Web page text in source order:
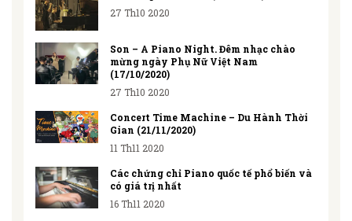
27 Th10 2020
Son – A Piano Night. Đêm nhạc chào
mừng ngày Phụ Nữ Việt Nam
(17/10/2020)
27 Th10 2020
Concert Time Machine – Du Hành Thời
Gian (21/11/2020)
11 Th11 2020
Các chứng chỉ Piano quốc tế phổ biến và
có giá trị nhất
16 Th11 2020